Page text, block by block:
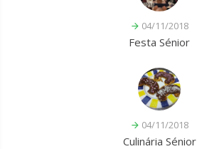
04/11/2018
Festa Sénior
04/11/2018
Culinária Sénior